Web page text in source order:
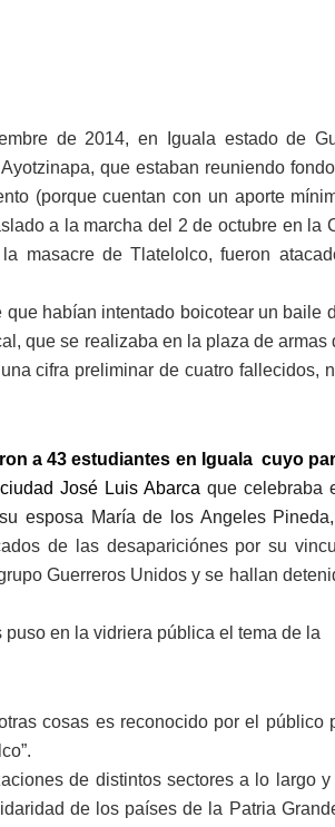
de 2014, en Iguala estado de
que estaban reuniendo
(porque cuentan con un aporte
a la marcha del 2 de octubre en la
masacre de Tlatelolco, fueron
que habían intentado boicotear un baile
que se realizaba en la plaza de armas
cifra preliminar de cuatro fallecidos,
a 43 estudiantes en Iguala cuyo
José Luis Abarcaque celebraba
esposa María de los Angeles
de las desapariciónes por su
Guerreros Unidos y se hallan
en la vidriera pública el tema de la
cosas es reconocido por el público
de distintos sectores a lo largo y
de los países de la Patria